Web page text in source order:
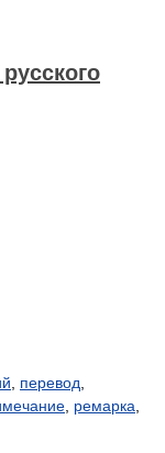
перевод
ремарка